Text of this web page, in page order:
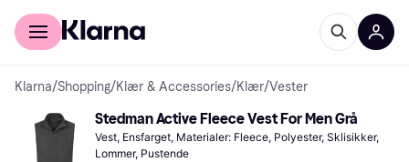
For kunder
Klarna/Shopping/Klær & Accessories/Klær/Vester
Stedman Active Fleece Vest For Men Grå
Vest, Ensfarget, Materialer: Fleece, Polyester, Sklisikker,
Lommer, Pustende